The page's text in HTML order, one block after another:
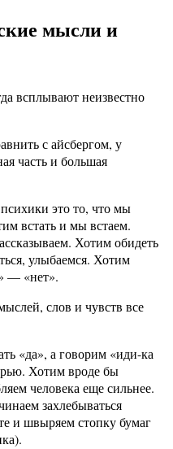
мысли и
всплывают неизвестно
с айсбергом, у
часть и большая
это то, что мы
встать и мы встаем.
Хотим обидеть
улыбаемся. Хотим
— «нет».
слов и чувств все
«да», а говорим «иди-ка
Хотим вроде бы
человека еще сильнее.
захлебываться
и швыряем стопку бумаг